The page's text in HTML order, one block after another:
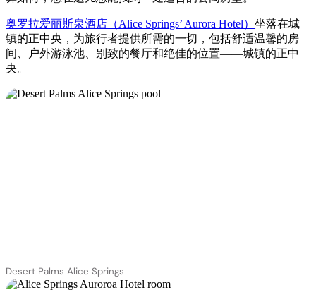
奥罗拉爱丽斯泉酒店（Alice Springs’ Aurora Hotel） 坐落在城
镇的正中央，为旅行者提供所需的一切，包括舒适温馨的房
间、户外游泳池、别致的餐厅和绝佳的位置——城镇的正中
央。
Desert Palms Alice Springs